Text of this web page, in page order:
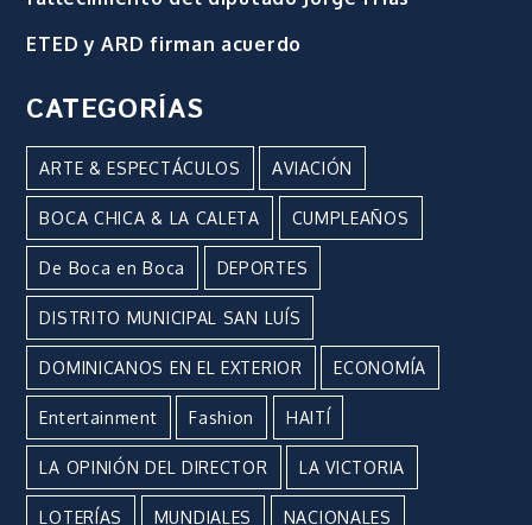
ETED y ARD firman acuerdo
CATEGORÍAS
ARTE & ESPECTÁCULOS AVIACIÓN
BOCA CHICA & LA CALETA CUMPLEAÑOS
De Boca en Boca DEPORTES
DISTRITO MUNICIPAL SAN LUÍS
DOMINICANOS EN EL EXTERIOR ECONOMÍA
Entertainment Fashion HAITÍ
LA OPINIÓN DEL DIRECTOR LA VICTORIA
LOTERÍAS MUNDIALES NACIONALES